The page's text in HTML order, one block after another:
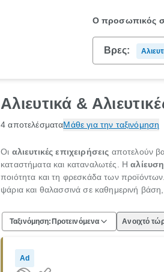
Ο προσωπικός
Βρες:
Αλιευτικά &
4 αποτελέσματαΜάθε για την ταξινόμηση
Οι αλιευτικές επιχειρήσεις αποτελούν
καταστήματα και καταναλωτές. Ηαλίευση
ποιότητα και τη φρεσκάδα των
ψάρια και θαλασσινά σε καθημερινή
Ταξινόμηση: Προτεινόμενα Ανοιχτό
Ad